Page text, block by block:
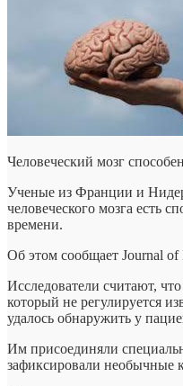
Человеческий мозг
Ученые из Франции и
человеческого мозга есть
времени.
Об этом сообщает Journal of
Исследователи считают,
который не регулируется
удалось обнаружить у
Им присоединяли
зафиксировали необычные